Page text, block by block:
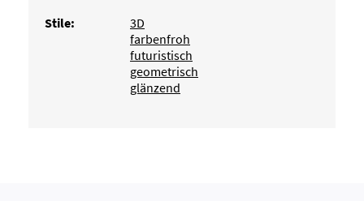
Stile:
3D
farbenfroh
futuristisch
geometrisch
glänzend